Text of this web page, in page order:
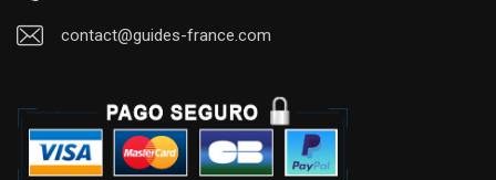
contact@guides-france.com